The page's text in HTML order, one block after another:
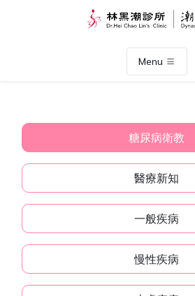
Menu
糖尿病衛教
醫療新知
一般疾病
慢性疾病